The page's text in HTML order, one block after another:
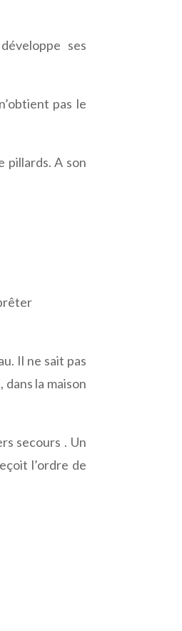
ses
pas le
pillards. A son
Il ne sait pas
la maison
secours . Un
l’ordre de